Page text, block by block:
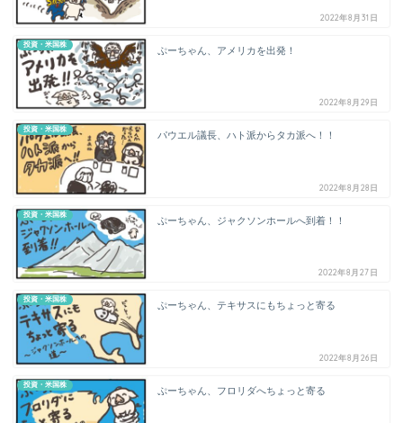
2022年8月31日
投資・米国株
ぷーちゃん、アメリカを出発！
2022年8月29日
投資・米国株
パウエル議長、ハト派からタカ派へ！！
2022年8月28日
投資・米国株
ぷーちゃん、ジャクソンホールへ到着！！
2022年8月27日
投資・米国株
ぷーちゃん、テキサスにもちょっと寄る
2022年8月26日
投資・米国株
ぷーちゃん、フロリダへちょっと寄る